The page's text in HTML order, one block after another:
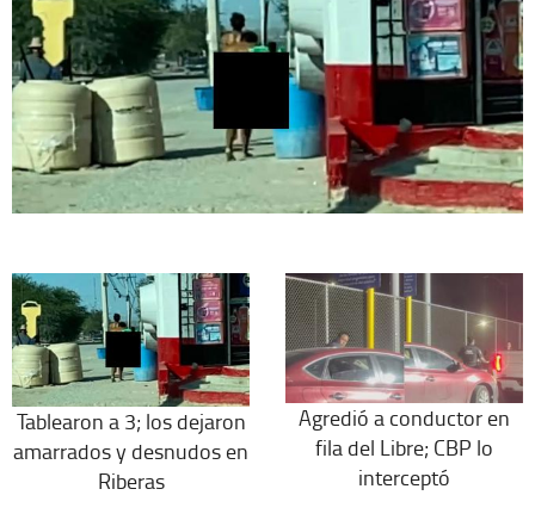
Tablearon a 3; los dejaron
amarrados y desnudos en
Riberas
Agredió a conductor en
fila del Libre; CBP lo
interceptó